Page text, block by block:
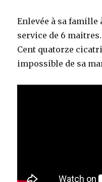
Enlevée à sa famille
service de 6 maitres.
Cent quatorze
impossible de sa